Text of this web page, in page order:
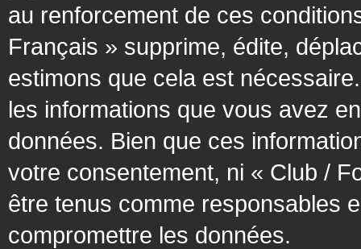
au renforcement de ces
Français » supprime, édite,
estimons que cela est
les informations que vous avez
données. Bien que ces
votre consentement, ni « Club /
être tenus comme responsables
compromettre les données.